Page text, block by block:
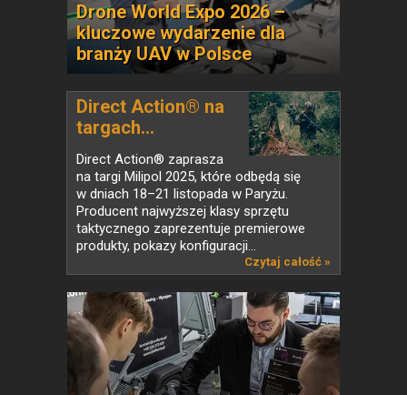
Drone World Expo 2026 –
kluczowe wydarzenie dla
branży UAV w Polsce
Direct Action® na
targach...
Direct Action® zaprasza
na targi Milipol 2025, które odbędą się
w dniach 18–21 listopada w Paryżu.
Producent najwyższej klasy sprzętu
taktycznego zaprezentuje premierowe
produkty, pokazy konfiguracji...
Czytaj całość »